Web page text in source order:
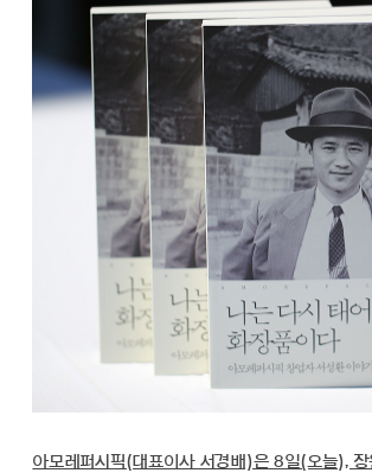
아모레퍼시픽(대표이사 서경배)은 8일(오늘),